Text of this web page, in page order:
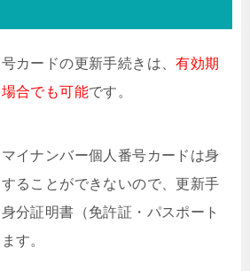
カードの更新手続きは、有効期
合でも可能です。
イナンバー個人番号カードは身
ることができないので、更新手
分証明書（免許証・パスポート
す。